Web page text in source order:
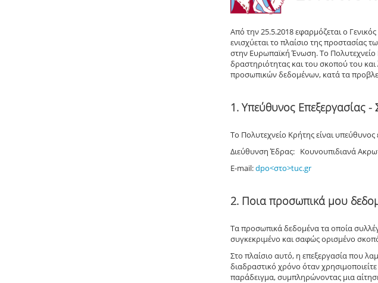
Από την 25.5.2018 εφαρμόζεται ο
ενισχύεται το πλαίσιο της
στην Ευρωπαϊκή Ένωση. Το
δραστηριότητας και του σκοπού του
προσωπικών δεδομένων, κατά τα
1. Υπεύθυνος Επεξεργασίας -
Το Πολυτεχνείο Κρήτης είναι υπεύθυνος
Διεύθυνση Έδρας:
E-mail:dpo<στο>tuc.gr
2. Ποια προσωπικά μου
Τα προσωπικά δεδομένα τα οποία
συγκεκριμένο και σαφώς ορισμένο
Στο πλαίσιο αυτό, η επεξεργασία που
διαδραστικό χρόνο όταν
παράδειγμα, συμπληρώνοντας μια